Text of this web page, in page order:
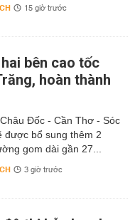
15 giờ trước
bên cao tốc
hoàn thành
Đốc - Cần Thơ - Sóc
được bổ sung thêm 2
gom dài gần 27...
3 giờ trước